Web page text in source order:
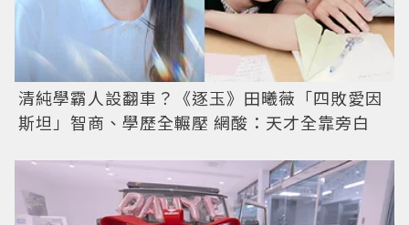
清純學霸人設翻車？《逐玉》田曦薇「四敗愛因
斯坦」智商、學歷全輾壓 網酸：天才全靠旁白